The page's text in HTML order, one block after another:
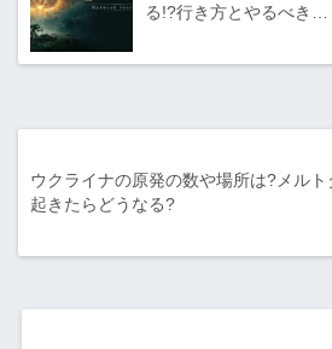
る!?行き方とやるべき…
ウクライナの原発の数や場所は?メルト
起きたらどうなる?